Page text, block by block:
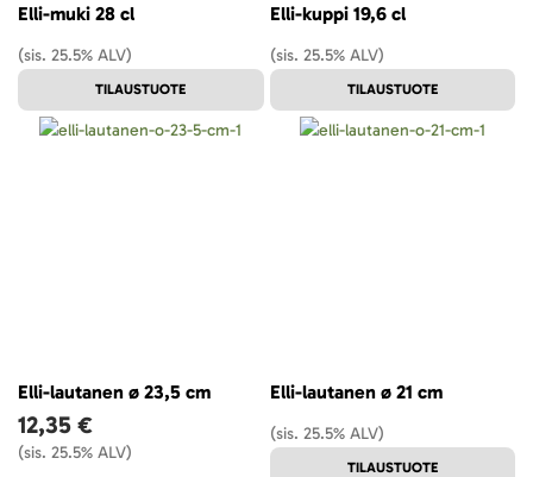
Elli-muki 28 cl
(sis. 25.5% ALV)
TILAUSTUOTE
Elli-kuppi 19,6 cl
(sis. 25.5% ALV)
TILAUSTUOTE
Elli-lautanen ø 23,5 cm
12,35 €
(sis. 25.5% ALV)
Elli-lautanen ø 21 cm
(sis. 25.5% ALV)
TILAUSTUOTE